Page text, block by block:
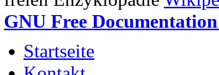
GNU Free
Startseite